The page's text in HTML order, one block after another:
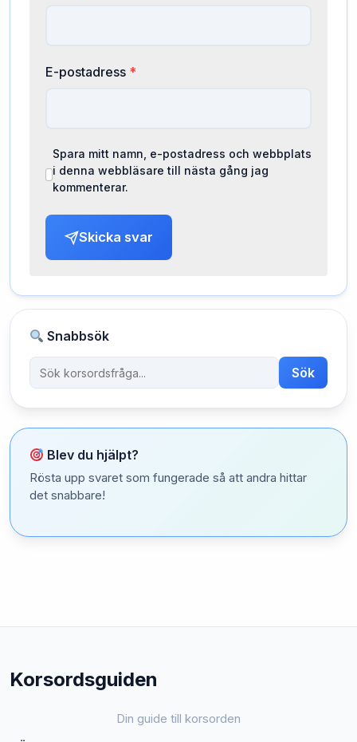
E-postadress *
Spara mitt namn, e-postadress och webbplats
i denna webbläsare till nästa gång jag
kommenterar.
Skicka svar
Snabbsök
Sök
Blev du hjälpt?
Rösta upp svaret som fungerade så att andra hittar
det snabbare!
Korsordsguiden
Din guide till korsorden